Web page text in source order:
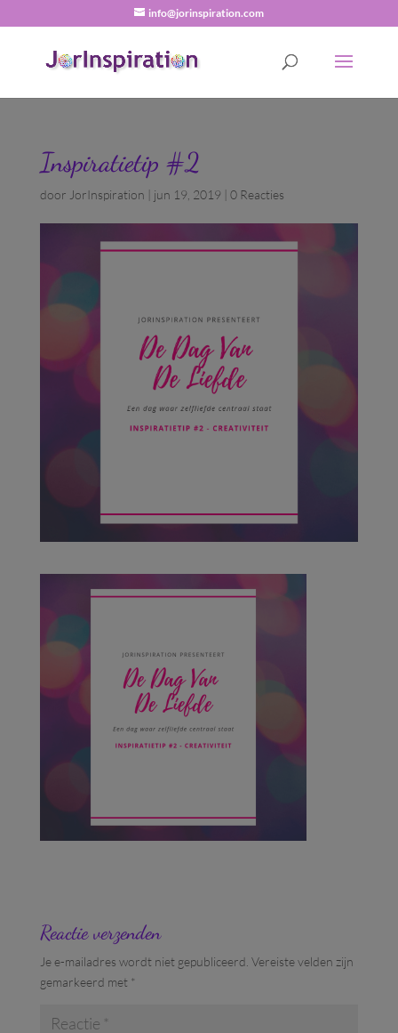
info@jorinspiration.com
Inspiratietip #2
door JorInspiration | jun 19, 2019 | 0 Reacties
Reactie verzenden
Je e-mailadres wordt niet gepubliceerd. Vereiste velden zijn
gemarkeerd met *